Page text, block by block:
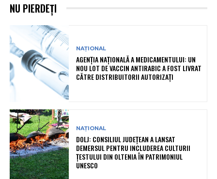
NU PIERDEȚI
NAȚIONAL
AGENȚIA NAȚIONALĂ A MEDICAMENTULUI: UN
NOU LOT DE VACCIN ANTIRABIC A FOST LIVRAT
CĂTRE DISTRIBUITORII AUTORIZAȚI
NAȚIONAL
DOLJ: CONSILIUL JUDEȚEAN A LANSAT
DEMERSUL PENTRU INCLUDEREA CULTURII
ȚESTULUI DIN OLTENIA ÎN PATRIMONIUL
UNESCO